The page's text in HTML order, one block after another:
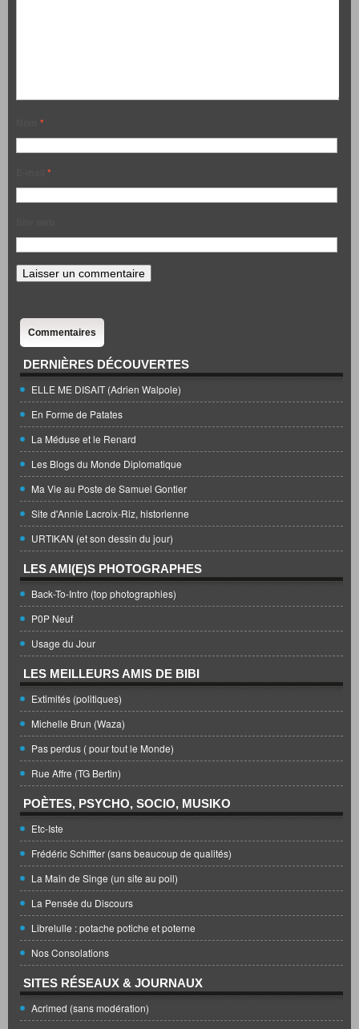
*
*
Commentaires
DERNIÈRES DÉCOUVERTES
ELLE ME DISAIT (Adrien Walpole)
En Forme de Patates
La Méduse et le Renard
Les Blogs du Monde Diplomatique
Ma Vie au Poste de Samuel Gontier
Site d'Annie Lacroix-Riz, historienne
URTIKAN (et son dessin du jour)
LES AMI(E)S PHOTOGRAPHES
Back-To-Intro (top photographies)
P0P Neuf
Usage du Jour
LES MEILLEURS AMIS DE BIBI
Extimités (politiques)
Michelle Brun (Waza)
Pas perdus ( pour tout le Monde)
Rue Affre (TG Bertin)
POÈTES, PSYCHO, SOCIO, MUSIKO
Etc-Iste
Frédéric Schiffter (sans beaucoup de qualités)
La Main de Singe (un site au poil)
La Pensée du Discours
Librelulle : potache potiche et poterne
Nos Consolations
SITES RÉSEAUX & JOURNAUX
Acrimed (sans modération)